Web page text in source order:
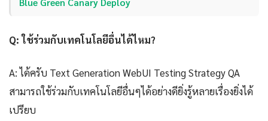
Q: ใช้ร่วมกับเทคโนโลยีอื่นได้ไหม?
A: ได้ครับ Text Generation WebUI Testing Strategy QA
สามารถใช้ร่วมกับเทคโนโลยีอื่นๆได้อย่างดียิ่งรู้หลายเรื่องยิ่งได้
เปรียบ